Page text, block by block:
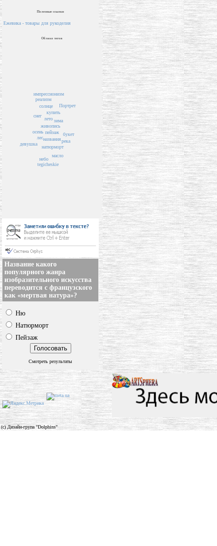
Полезные ссылки
Ежевика - товары для рукоделия
Облако тегов
пейзаж
названия
живопись
лето
натюрморт
купить
солнце
лес
зима
осень букет
масло
река
снег
tegicheskie
реализм
небо
импрессионизм
Портрет
девушка
Название какого
популярного жанра
изобразительного искусства
переводится с французского
как «мертвая натура»?
Ню
Натюрморт
Пейзаж
Смотреть результаты
(c) Дизайн-група "Dolphins"